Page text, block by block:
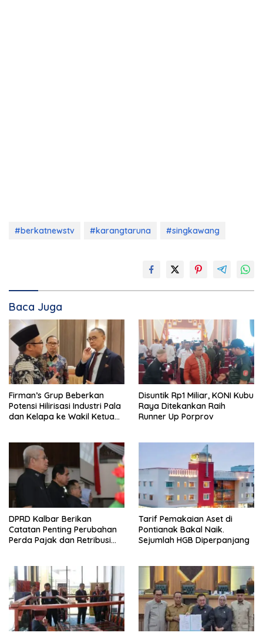
#berkatnewstv #karangtaruna #singkawang
Baca Juga
Firman’s Grup Beberkan
Potensi Hilirisasi Industri Pala
dan Kelapa ke Wakil Ketua
Disuntik Rp1 Miliar, KONI Kubu
Raya Ditekankan Raih
Runner Up Porprov
DPRD Kalbar Berikan
Catatan Penting Perubahan
Perda Pajak dan Retribusi
Tarif Pemakaian Aset di
Pontianak Bakal Naik.
Sejumlah HGB Diperpanjang